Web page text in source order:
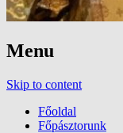
Menu
Skip to content
Főoldal
Főpásztorunk